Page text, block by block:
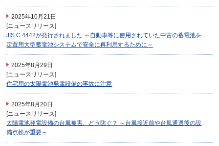
2025年10月21日
[ニュースリリース]
JIS C 4442が発行されました ～自動車等に使用されていた中古の蓄電池を
定置用大型蓄電池システムで安全に再利用するために～
2025年8月29日
[ニュースリリース]
住宅用の太陽電池発電設備の事故に注意
2025年8月20日
[ニュースリリース]
太陽電池発電設備の台風被害、どう防ぐ？ ～台風接近前や台風通過後の設
備点検が重要～